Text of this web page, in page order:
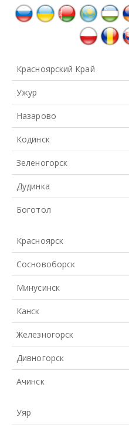
Красноярский Край
Ужур
Назарово
Кодинск
Зеленогорск
Дудинка
Боготол
Красноярск
Сосновоборск
Минусинск
Канск
Железногорск
Дивногорск
Ачинск
Уяр